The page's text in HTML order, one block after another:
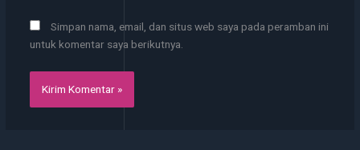
Simpan nama, email, dan situs web saya pada peramban ini
untuk komentar saya berikutnya.